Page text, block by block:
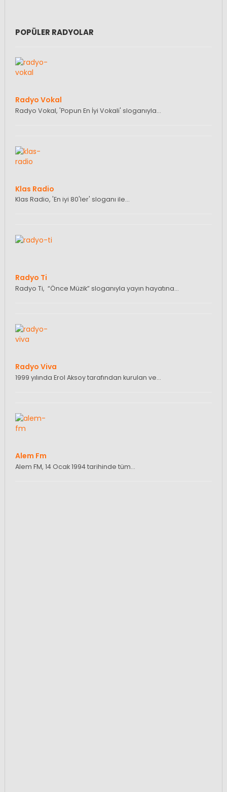
POPÜLER RADYOLAR
Radyo Vokal
Radyo Vokal, 'Popun En İyi Vokali' sloganıyla…
Klas Radio
Klas Radio, 'En iyi 80'ler' sloganı ile…
Radyo Ti
Radyo Ti, “Önce Müzik” sloganıyla yayın hayatına…
Radyo Viva
1999 yılında Erol Aksoy tarafından kurulan ve…
Alem Fm
Alem FM, 14 Ocak 1994 tarihinde tüm…